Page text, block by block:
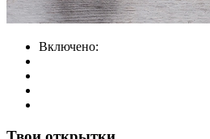
Включено: